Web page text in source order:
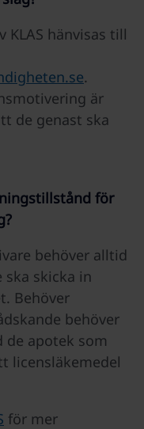
hänvisas till
.
är
de genast ska
för
behöver alltid
skicka in
Behöver
behöver
de apotek som
licensläkemedel
för mer